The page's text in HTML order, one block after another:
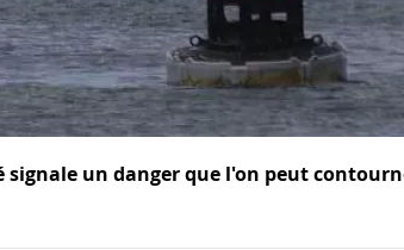
signale un danger que l'on peut